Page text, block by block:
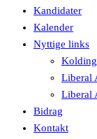
Kandidater
Kalender
Nyttige links
Liberal
Liberal
Bidrag
Kontakt